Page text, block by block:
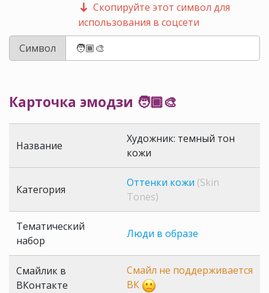
Скопируйте этот символ для
использования в соцсети
Символ
Карточка эмодзи 🧑🏾‍🎨
Название
Художник: темный тон
кожи
Категория
Оттенки кожи (Skin
Tones)
Тематический
набор
Люди в образе
Смайлик в
ВКонтакте
Смайл не поддерживается
ВК